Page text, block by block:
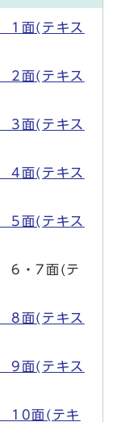
面(テキス
面(テキス
面(テキス
面(テキス
面(テキス
6・7面(テ
面(テキス
面(テキス
10面(テキ